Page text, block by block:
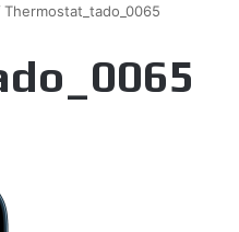
Thermostat_tado_0065